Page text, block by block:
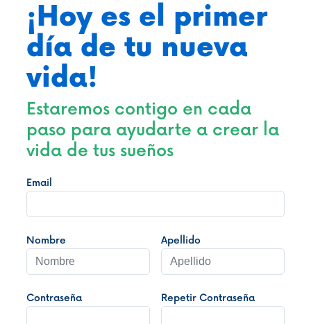
¡Hoy es el primer
día de tu nueva
vida!
Estaremos contigo en cada
paso para ayudarte a crear la
vida de tus sueños
Email
Nombre Apellido
Contraseña Repetir Contraseña